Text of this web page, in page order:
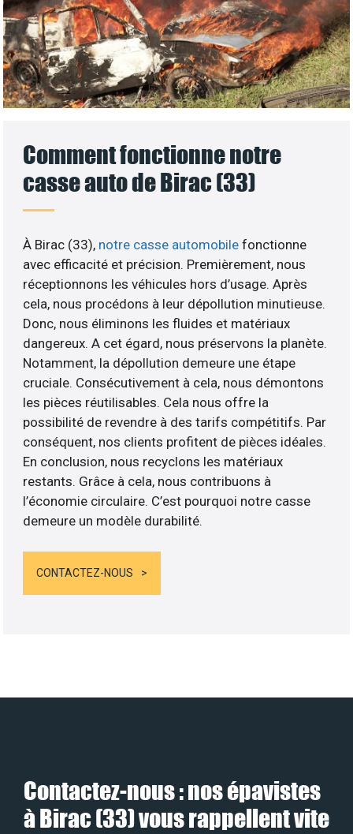
Comment fonctionne notre
casse auto de Birac (33)
À Birac (33), notre casse automobilefonctionne
avec efficacité et précision. Premièrement, nous
réceptionnons les véhicules hors d’usage. Après
cela, nous procédons à leur dépollution minutieuse.
Donc, nous éliminons les fluides et matériaux
dangereux. A cet égard, nous préservons la planète.
Notamment, la dépollution demeure une étape
cruciale. Consécutivement à cela, nous démontons
les pièces réutilisables. Cela nous offre la
possibilité de revendre à des tarifs compétitifs. Par
conséquent, nos clients profitent de pièces idéales.
En conclusion, nous recyclons les matériaux
restants. Grâce à cela, nous contribuons à
l’économie circulaire. C’est pourquoi notre casse
demeure un modèle durabilité.
CONTACTEZ-NOUS
Contactez-nous : nos épavistes
à Birac (33) vous rappellent vite